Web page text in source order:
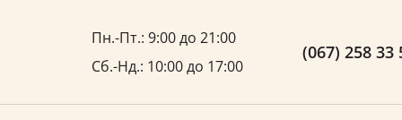
Пн.-Пт.: 9:00 до 21:00
Сб.-Нд.: 10:00 до 17:00
(067) 258 33